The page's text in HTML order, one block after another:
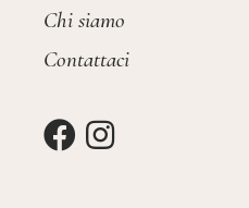
Chi siamo
Contattaci